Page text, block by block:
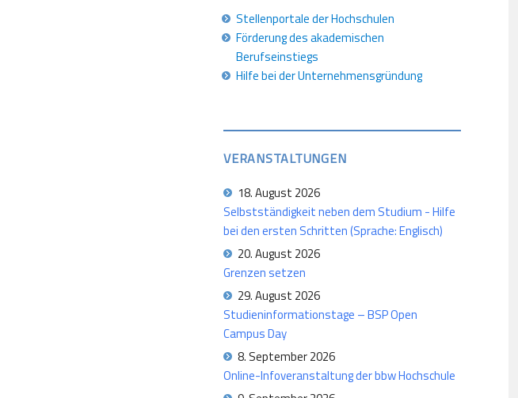
Stellenportale der Hochschulen
Förderung des akademischen
Berufseinstiegs
Hilfe bei der Unternehmensgründung
VERANSTALTUNGEN
18. August 2026
Selbstständigkeit neben dem Studium - Hilfe
bei den ersten Schritten (Sprache: Englisch)
20. August 2026
Grenzen setzen
29. August 2026
Studieninformationstage – BSP Open
Campus Day
8. September 2026
Online-Infoveranstaltung der bbw Hochschule